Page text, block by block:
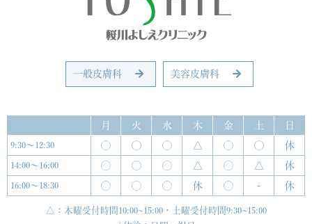
一般皮膚科 美容皮膚科
月 火 水 木 金 土 日
9:30〜12:30 ◯ ◯ ◯ △ ◯ ◯ 休
14:00〜16:00 ◯ ◯ ◯ △ ◯ △ 休
16:00〜18:30 ◯ ◯ ◯ 休 ◯ - 休
△：木曜受付時間10:00~15:00・土曜受付時間9:30~15:00